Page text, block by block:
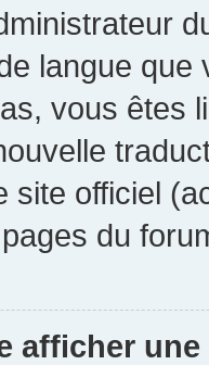
langue
vous êtes
site officiel
du
afficher